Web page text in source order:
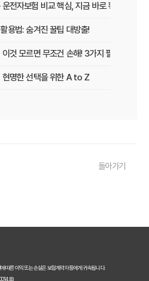
전자보험 비교 핵심, 지금 바로 확인하세요!
용법: 숨겨진 꿀팁 대방출!
것 모르면 무조건 손해! 3가지 필수 확인 사
현명한 선택을 위한 A to Z
용법: 숨겨진 혜택과 주의사항 완벽 분석
용법, 전문가가 알려주는 숨겨진 꿀팁 대방
비교사이트 선택, 이것만 알면 보험료 절
돌아가기
따른 이익 또는 손실은 보험계약자 등에게 귀속됩니다.
호)